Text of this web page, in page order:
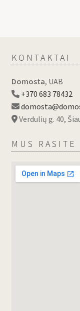
KONTAKTAI
Domosta, UAB
+370 683 78432
Verdulių g. 40,
MUS RASITE